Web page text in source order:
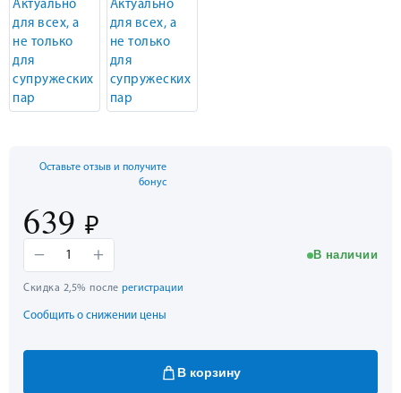
Оставьте отзыв и получите
бонус
639 ₽
− 1 + В наличии
Скидка 2,5% после регистрации
Сообщить о снижении цены
В корзину